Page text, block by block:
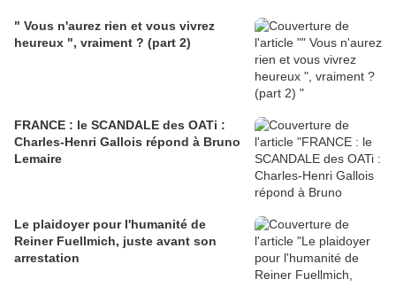
" Vous n'aurez rien et vous vivrez
heureux ", vraiment ? (part 2)
FRANCE : le SCANDALE des OATi :
Charles-Henri Gallois répond à Bruno
Lemaire
Le plaidoyer pour l'humanité de
Reiner Fuellmich, juste avant son
arrestation